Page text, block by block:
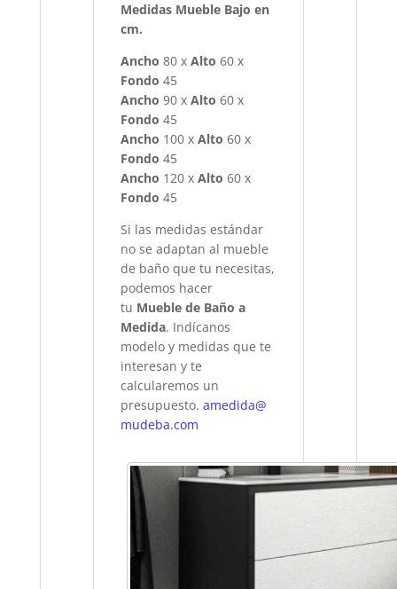
Medidas Mueble Bajo en
cm.
Ancho 80 xAlto 60 x
Fondo 45
Ancho 90 xAlto 60 x
Fondo 45
Ancho 100 xAlto 60 x
Fondo 45
Ancho 120 xAlto 60 x
Fondo 45
Si las medidas estándar
no se adaptan al mueble
de baño que tu necesitas,
podemos hacer
tu Mueble de Baño a
Medida. Indícanos
modelo y medidas que te
interesan y te
calcularemos un
presupuesto.amedida@
mudeba.com